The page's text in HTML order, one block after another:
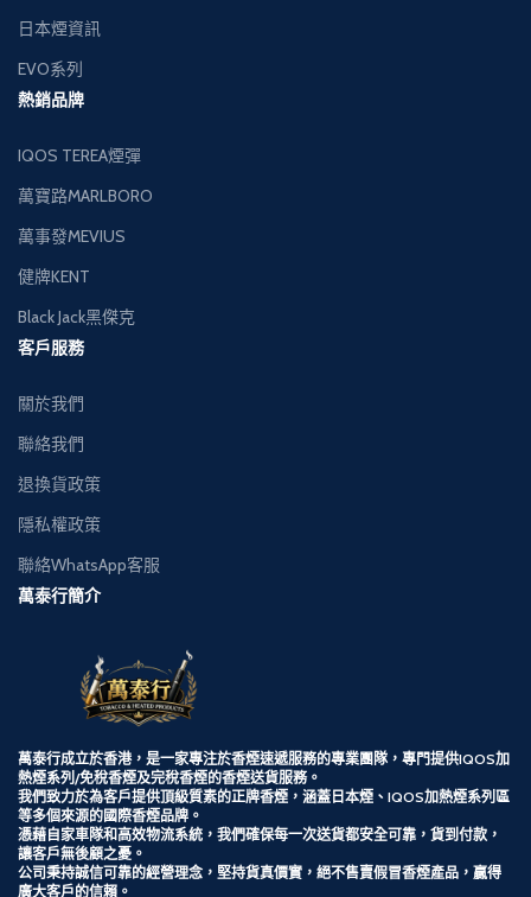
日本煙資訊
EVO系列
熱銷品牌
IQOS TEREA煙彈
萬寶路MARLBORO
萬事發MEVIUS
健牌KENT
Black Jack黑傑克
客戶服務
關於我們
聯絡我們
退換貨政策
隱私權政策
聯絡WhatsApp客服
萬泰行簡介
萬泰行成立於香港，是一家專注於香煙速遞服務的專業團隊，專門提供IQOS加
熱煙系列/免稅香煙及完稅香煙的香煙送貨服務。
我們致力於為客戶提供頂級質素的正牌香煙，涵蓋日本煙、IQOS加熱煙系列區
等多個來源的國際香煙品牌。
憑藉自家車隊和高效物流系統，我們確保每一次送貨都安全可靠，貨到付款，
讓客戶無後顧之憂。
公司秉持誠信可靠的經營理念，堅持貨真價實，絕不售賣假冒香煙產品，贏得
廣大客戶的信賴。